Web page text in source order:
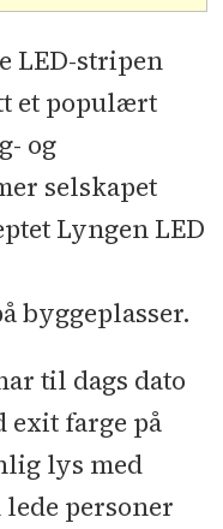
LED-stripen
et populært
og
selskapet
Lyngen LED
byggeplasser.
til dags dato
exit farge på
lys med
personer